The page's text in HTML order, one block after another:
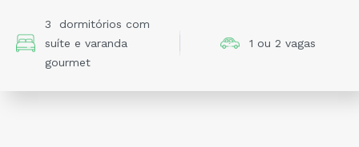
3 dormitórios com
suíte e varanda
gourmet
1 ou 2 vagas